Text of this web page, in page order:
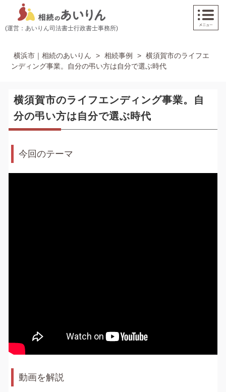
(運営：あいりん司法書士行政書士事務所)
横浜市｜相続のあいりん > 相続事例 > 横須賀市のライフエ
ンディング事業。自分の弔い方は自分で選ぶ時代
横須賀市のライフエンディング事業。自
分の弔い方は自分で選ぶ時代
今回のテーマ
動画を解説